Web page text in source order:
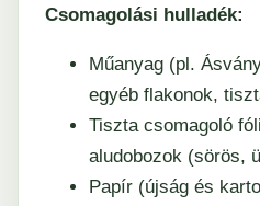
Csomagolási hulladék:
Műanyag (pl.
egyéb flakonok,
Tiszta csomagoló
aludobozok (sörös,
Papír (újság és